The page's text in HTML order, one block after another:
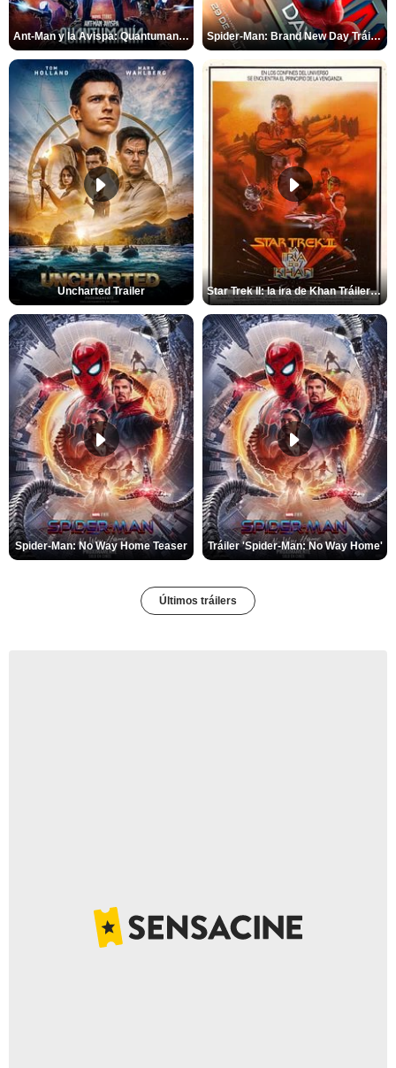
Ant-Man y la Avispa: Quantumanía Tráiler (2) Spider-Man: Brand New Day Tráiler (3)
Uncharted Trailer Star Trek II: la ira de Khan Tráiler VO
Spider-Man: No Way Home Teaser Tráiler 'Spider-Man: No Way Home'
Últimos tráilers